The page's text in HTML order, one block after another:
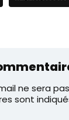
ne sera
sont